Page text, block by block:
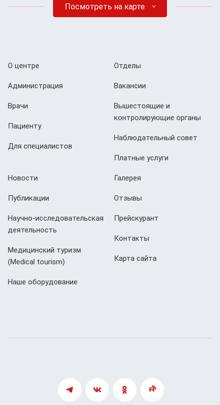
Посмотреть на карте
О центре
Администрация
Врачи
Пациенту
Для специалистов
Отделы
Вакансии
Вышестоящие и
контролирующие органы
Наблюдательный совет
Платные услуги
Новости
Публикации
Научно-исследовательская
деятельность
Медицинский туризм
(Мedical tourism)
Наше оборудование
Галерея
Отзывы
Прейскурант
Контакты
Карта сайта